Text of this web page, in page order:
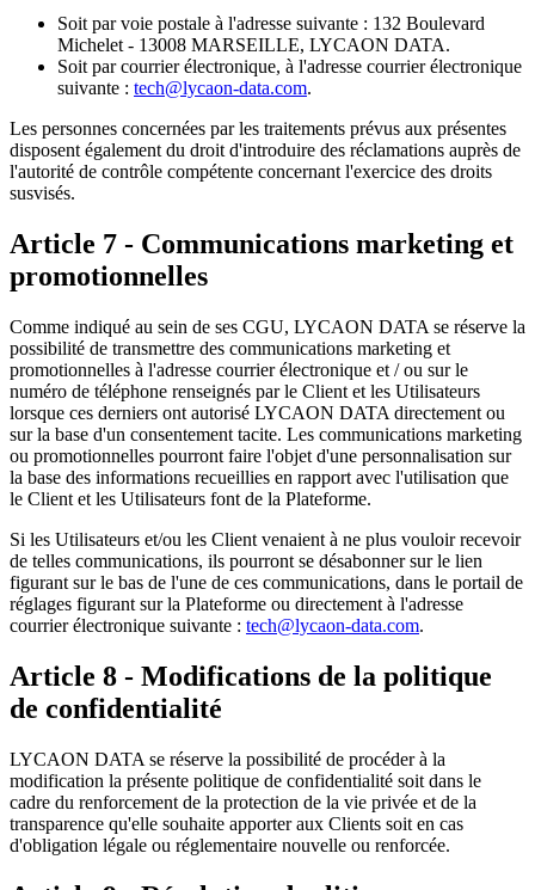
Soit par voie postale à l'adresse suivante : 132 Boulevard
Michelet - 13008 MARSEILLE, LYCAON DATA.
Soit par courrier électronique, à l'adresse courrier électronique
suivante : tech@lycaon-data.com.
Les personnes concernées par les traitements prévus aux présentes
disposent également du droit d'introduire des réclamations auprès de
l'autorité de contrôle compétente concernant l'exercice des droits
susvisés.
Article 7 - Communications marketing et
promotionnelles
Comme indiqué au sein de ses CGU, LYCAON DATA se réserve la
possibilité de transmettre des communications marketing et
promotionnelles à l'adresse courrier électronique et / ou sur le
numéro de téléphone renseignés par le Client et les Utilisateurs
lorsque ces derniers ont autorisé LYCAON DATA directement ou
sur la base d'un consentement tacite. Les communications marketing
ou promotionnelles pourront faire l'objet d'une personnalisation sur
la base des informations recueillies en rapport avec l'utilisation que
le Client et les Utilisateurs font de la Plateforme.
Si les Utilisateurs et/ou les Client venaient à ne plus vouloir recevoir
de telles communications, ils pourront se désabonner sur le lien
figurant sur le bas de l'une de ces communications, dans le portail de
réglages figurant sur la Plateforme ou directement à l'adresse
courrier électronique suivante : tech@lycaon-data.com.
Article 8 - Modifications de la politique
de confidentialité
LYCAON DATA se réserve la possibilité de procéder à la
modification la présente politique de confidentialité soit dans le
cadre du renforcement de la protection de la vie privée et de la
transparence qu'elle souhaite apporter aux Clients soit en cas
d'obligation légale ou réglementaire nouvelle ou renforcée.